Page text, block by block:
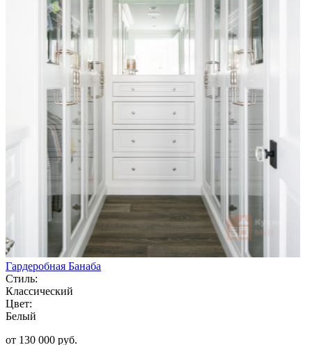
Гардеробная Банаба
Стиль:
Классический
Цвет:
Белый
от 130 000 руб.